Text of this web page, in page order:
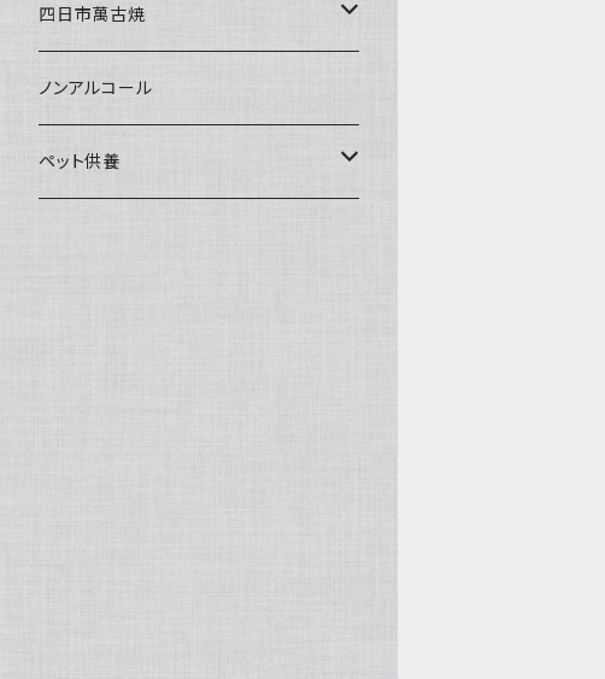
ドライアイス20ｋｇ
ドライアイス25ｋｇ
四日市萬古焼
土鍋・土釜
一般土鍋
皿・椀・丼・小物
ノンアルコール
ペット供養